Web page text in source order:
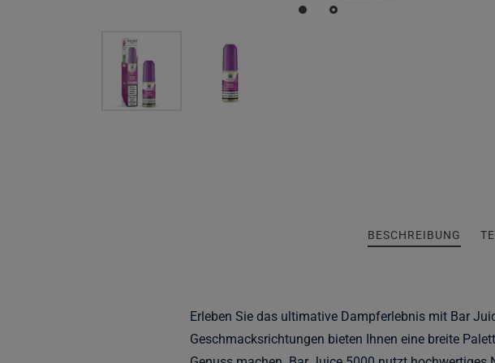
BESCHREIBUNG
Erleben Sie das ultimative Dampferlebnis mit Bar
Geschmacksrichtungen bieten Ihnen eine breite